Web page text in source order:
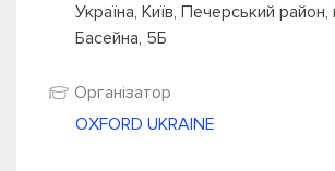
Україна, Київ, Печерський район,
Басейна, 5Б
Організатор
OXFORD UKRAINE